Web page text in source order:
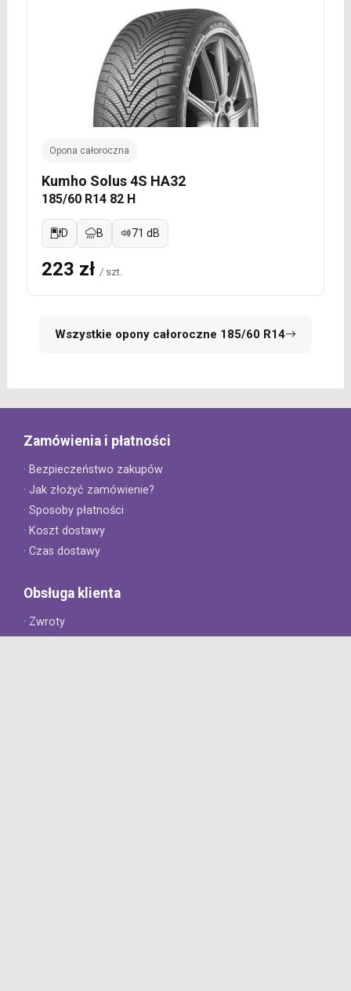
Opona całoroczna
Kumho Solus 4S HA32
185/60 R14 82 H
D B 71 dB
223 zł / szt.
Wszystkie opony całoroczne 185/60 R14
Zamówienia i płatności
· Bezpieczeństwo zakupów
· Jak złożyć zamówienie?
· Sposoby płatności
· Koszt dostawy
· Czas dostawy
Obsługa klienta
· Zwroty